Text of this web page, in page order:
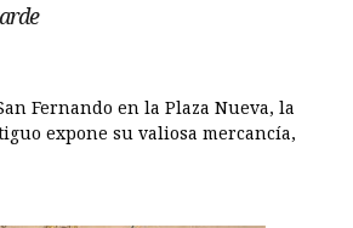
Fernando en la Plaza Nueva, la
expone su valiosa mercancía,